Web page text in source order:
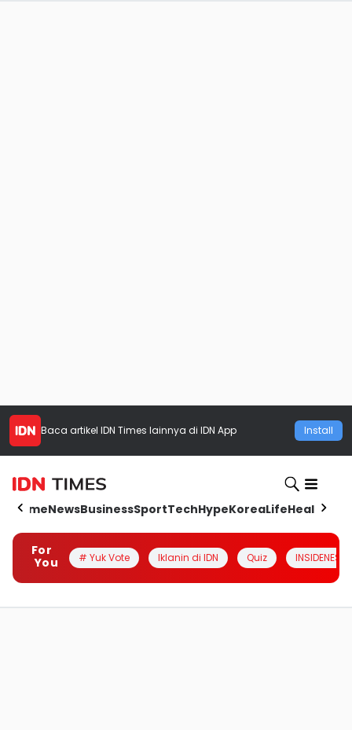
Baca artikel IDN Times lainnya di IDN App Install
HomeNewsBusinessSportTechHypeKoreaLifeHealth
For
You
# Yuk Vote Iklanin di IDN Quiz INSIDENESIA